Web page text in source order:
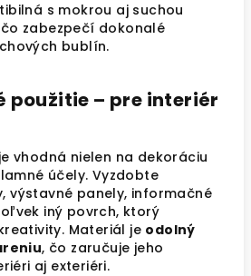
s mokrou aj suchou
zabezpečí dokonalé
bublín.
použitie – pre interiér
vhodná nielen na dekoráciu
účely. Vyzdobte
výstavné panely, informačné
iný povrch, ktorý
Materiál je odolný
, čo zaručuje jeho
aj exteriéri.